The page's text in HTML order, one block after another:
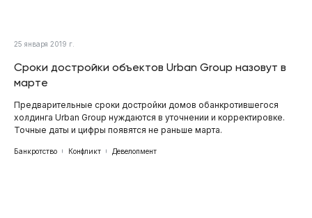
25 января 2019 г.
Сроки достройки объектов Urban Group назовут в
марте
Предварительные сроки достройки домов обанкротившегося
холдинга Urban Group нуждаются в уточнении и корректировке.
Точные даты и цифры появятся не раньше марта.
Банкротство Конфликт Девелопмент